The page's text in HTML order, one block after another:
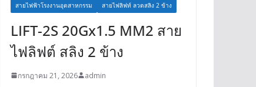
สายไฟฟ้าโรงงานอุตสาหกรรม สายไฟลิฟท์ ลวดสลิง 2 ข้าง
LIFT-2S 20Gx1.5 MM2 สาย
ไฟลิฟต์ สลิง 2 ข้าง
กรกฎาคม 21, 2026 admin